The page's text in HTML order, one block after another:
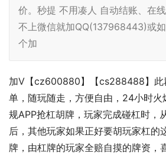
价。秒提 不用凑人 自动结账、在
不上微信就加QQ(137968443)或
个加
加V【cz600880】【cs288488】此
单，随玩随走，方便自由，24小时
规APP抢杠胡牌，玩家完成碰杠时，
后，其他玩家如果正好要胡玩家杠的
牌，由杠牌的玩家全赔自摸的牌资，